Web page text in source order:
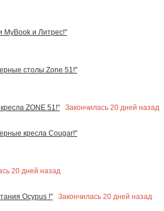
MyBook и Литрес!"
столы Zone 51!"
ZONE 51!"
Закончилась 20 дней назад
кресла Cougar!"
20 дней назад
Ocypus !"
Закончилась 20 дней назад